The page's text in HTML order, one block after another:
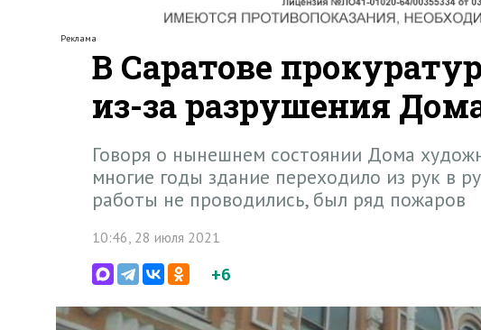
Реклама
В Саратове
из-за разрушения
Говоря о нынешнем состоянии Дома
многие годы здание переходило из рук в
работы не проводились, был ряд пожаров
10:46, 28 июля 2021
+6